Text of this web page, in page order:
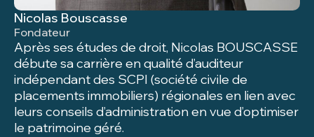
Nicolas Bouscasse
Fondateur
Après ses études de droit, Nicolas BOUSCASSE
débute sa carrière en qualité d’auditeur
indépendant des SCPI (société civile de
placements immobiliers) régionales en lien avec
leurs conseils d’administration en vue d’optimiser
le patrimoine géré.